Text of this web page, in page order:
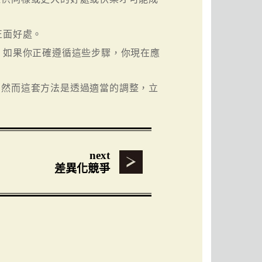
好處。
果你正確遵循這些步驟，你現在應
而這套方法是透過適當的調整，立
next
差異化競爭